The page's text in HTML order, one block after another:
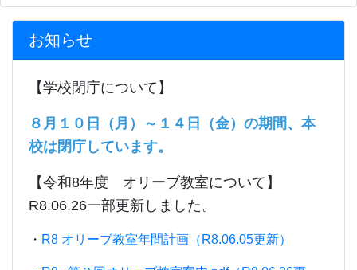
お知らせ
【学校閉庁について】
８月１０日（月）～１４日（金）の期間、本
校は閉庁しています。
【令和8年度 オリーブ教室について】
R8.06.26一部更新しました。
・ R8 オリーブ教室年間計画（R8.06.05更新）